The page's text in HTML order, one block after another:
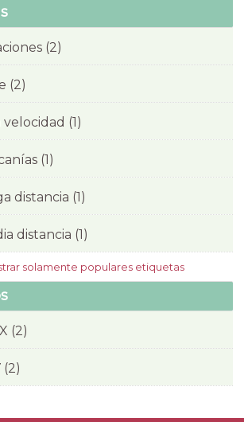
(2)
(2)
(1)
(1)
distancia (1)
distancia (1)
solamente populares etiquetas
(2)
(2)